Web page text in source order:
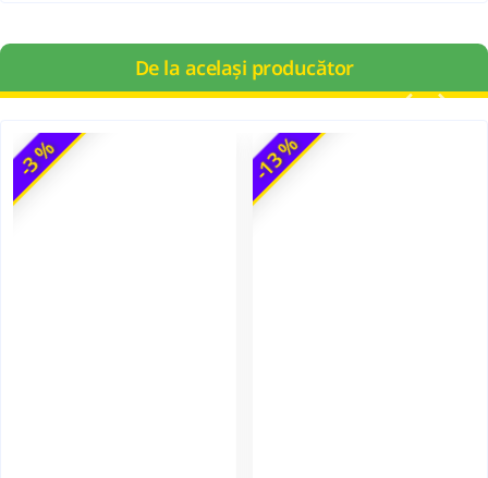
De la același producător
-3 % -13 %